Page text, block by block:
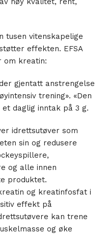
tusen vitenskapelige
effekten. EFSA
om kreatin:
gjentatt anstrengelse
trening». «Den
daglig inntak på 3 g.
idrettsutøver som
sin og redusere
og alle innen
produktet.
og kreatinfosfat i
effekt på
kan trene
og øke